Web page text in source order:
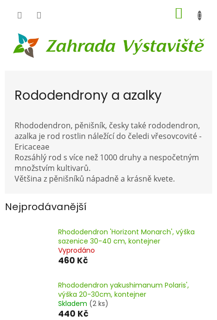
KOŠÍK
Rododendrony a azalky
Rhododendron, pěnišník, česky také rododendron,
azalka je rod rostlin náležící do čeledi vřesovcovité -
Ericaceae
Rozsáhlý rod s více než 1000 druhy a nespočetným
množstvím kultivarů.
Většina z pěnišníků nápadně a krásně kvete.
Nejprodávanější
Rhododendron 'Horizont Monarch', výška
sazenice 30-40 cm, kontejner
Vyprodáno
460 Kč
Rhododendron yakushimanum Polaris',
výška 20-30cm, kontejner
Skladem (2 ks)
440 Kč